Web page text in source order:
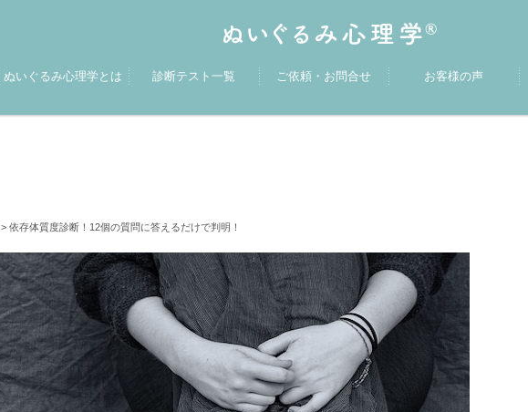
ぬいぐるみ心理学とは 診断テスト一覧 ご依頼・お問合せ お客様の声
> 依存体質度診断！12個の質問に答えるだけで判明！